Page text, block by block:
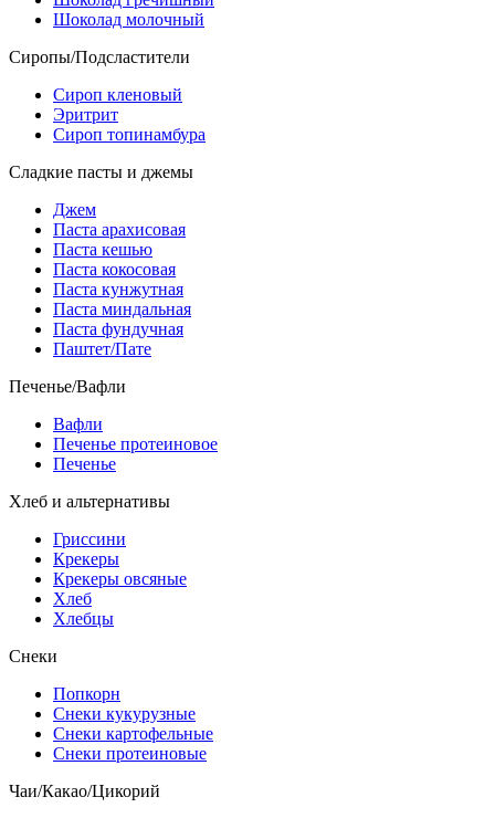
Шоколад молочный
Сиропы/Подсластители
Сироп кленовый
Эритрит
Сироп топинамбура
Сладкие пасты и джемы
Джем
Паста арахисовая
Паста кешью
Паста кокосовая
Паста кунжутная
Паста миндальная
Паста фундучная
Паштет/Пате
Печенье/Вафли
Вафли
Печенье протеиновое
Печенье
Хлеб и альтернативы
Гриссини
Крекеры
Крекеры овсяные
Хлеб
Хлебцы
Снеки
Попкорн
Снеки кукурузные
Снеки картофельные
Снеки протеиновые
Чаи/Какао/Цикорий